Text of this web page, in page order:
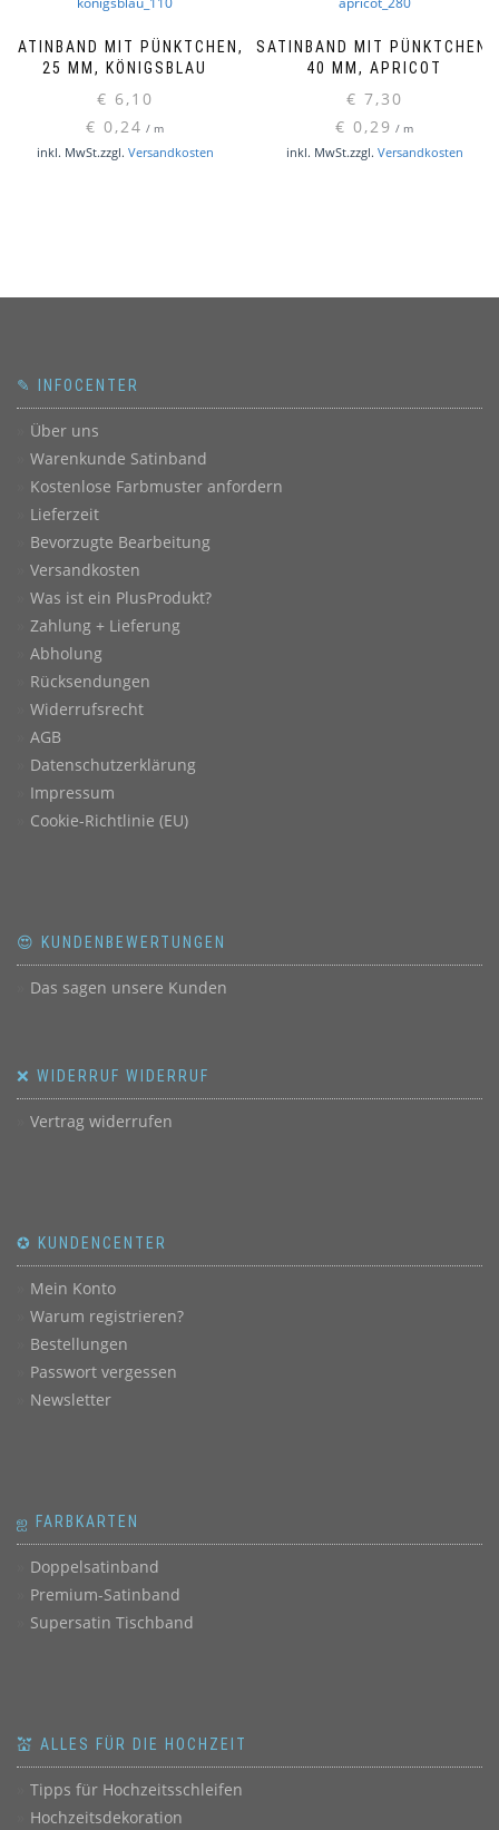
SATINBAND MIT PÜNKTCHEN,
25 MM, KÖNIGSBLAU
€ 6,10
€ 0,24 / m
inkl. MwSt.zzgl. Versandkosten
SATINBAND MIT PÜNKTCHEN,
40 MM, APRICOT
€ 7,30
€ 0,29 / m
inkl. MwSt.zzgl. Versandkosten
✎ INFOCENTER
Über uns
Warenkunde Satinband
Kostenlose Farbmuster anfordern
Lieferzeit
Bevorzugte Bearbeitung
Versandkosten
Was ist ein PlusProdukt?
Zahlung + Lieferung
Abholung
Rücksendungen
Widerrufsrecht
AGB
Datenschutzerklärung
Impressum
Cookie-Richtlinie (EU)
😍 KUNDENBEWERTUNGEN
Das sagen unsere Kunden
❌ WIDERRUF WIDERRUF
Vertrag widerrufen
✪ KUNDENCENTER
Mein Konto
Warum registrieren?
Bestellungen
Passwort vergessen
Newsletter
ஐ FARBKARTEN
Doppelsatinband
Premium-Satinband
Supersatin Tischband
💒 ALLES FÜR DIE HOCHZEIT
Tipps für Hochzeitsschleifen
Hochzeitsdekoration